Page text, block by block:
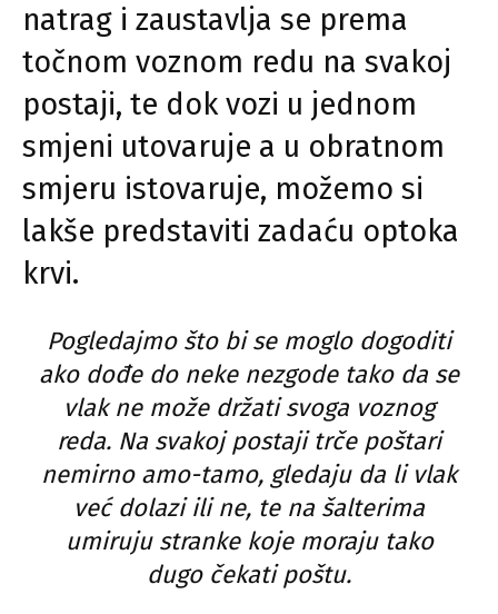
natrag i zaustavlja se prema
točnom voznom redu na svakoj
postaji, te dok vozi u jednom
smjeni utovaruje a u obratnom
smjeru istovaruje, možemo si
lakše predstaviti zadaću optoka
krvi.
Pogledajmo što bi se moglo dogoditi
ako dođe do neke nezgode tako da se
vlak ne može držati svoga voznog
reda. Na svakoj postaji trče poštari
nemirno amo-tamo, gledaju da li vlak
već dolazi ili ne, te na šalterima
umiruju stranke koje moraju tako
dugo čekati poštu.